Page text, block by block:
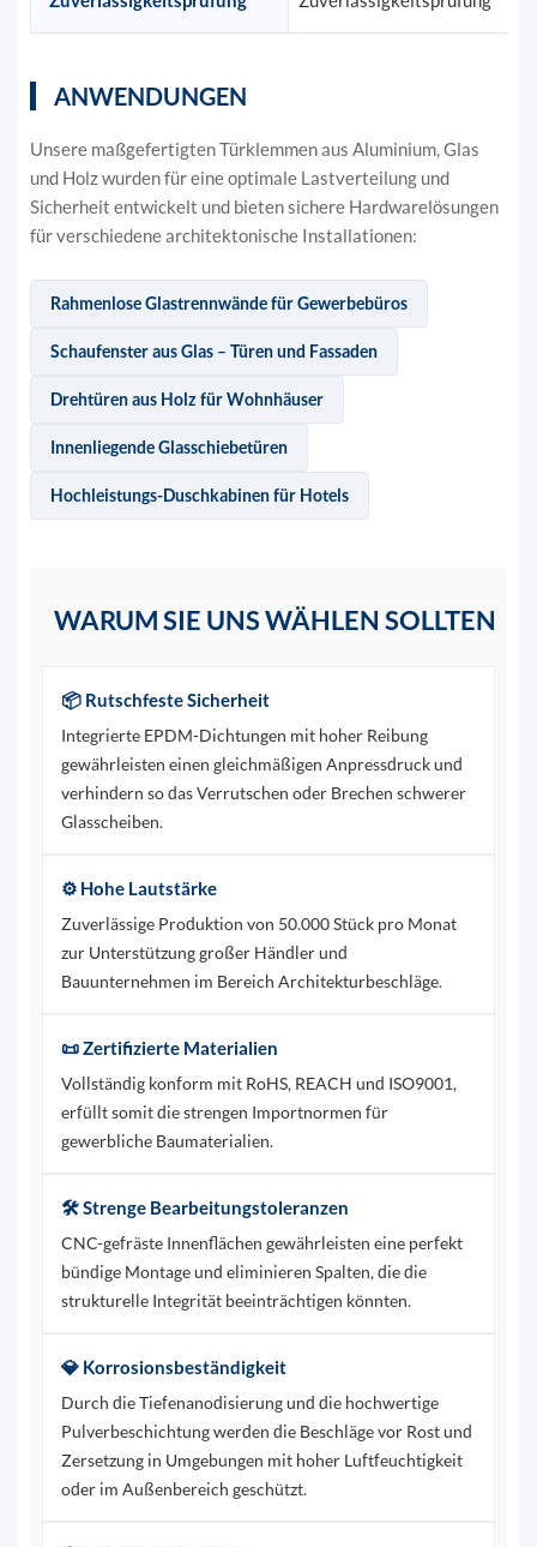
ANWENDUNGEN
Unsere maßgefertigten Türklemmen aus Aluminium, Glas
und Holz wurden für eine optimale Lastverteilung und
Sicherheit entwickelt und bieten sichere Hardwarelösungen
für verschiedene architektonische Installationen:
Rahmenlose Glastrennwände für Gewerbebüros
Schaufenster aus Glas – Türen und Fassaden
Drehtüren aus Holz für Wohnhäuser
Innenliegende Glasschiebetüren
Hochleistungs-Duschkabinen für Hotels
WARUM SIE UNS WÄHLEN SOLLTEN
📦 Rutschfeste Sicherheit
Integrierte EPDM-Dichtungen mit hoher Reibung
gewährleisten einen gleichmäßigen Anpressdruck und
verhindern so das Verrutschen oder Brechen schwerer
Glasscheiben.
⚙️ Hohe Lautstärke
Zuverlässige Produktion von 50.000 Stück pro Monat
zur Unterstützung großer Händler und
Bauunternehmen im Bereich Architekturbeschläge.
📜 Zertifizierte Materialien
Vollständig konform mit RoHS, REACH und ISO9001,
erfüllt somit die strengen Importnormen für
gewerbliche Baumaterialien.
🛠️ Strenge Bearbeitungstoleranzen
CNC-gefräste Innenflächen gewährleisten eine perfekt
bündige Montage und eliminieren Spalten, die die
strukturelle Integrität beeinträchtigen könnten.
💎 Korrosionsbeständigkeit
Durch die Tiefenanodisierung und die hochwertige
Pulverbeschichtung werden die Beschläge vor Rost und
Zersetzung in Umgebungen mit hoher Luftfeuchtigkeit
oder im Außenbereich geschützt.